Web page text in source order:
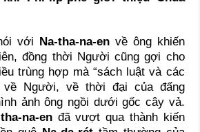
với Na-tha-na-envề ông khiến
đồng thời Người cũng gợi cho
trùng hợp mà “sách luật và các
về Người, về thời đại của đấng
ảnh ông ngồi dưới gốc cây vả.
na-enđã vượt qua thành kiến